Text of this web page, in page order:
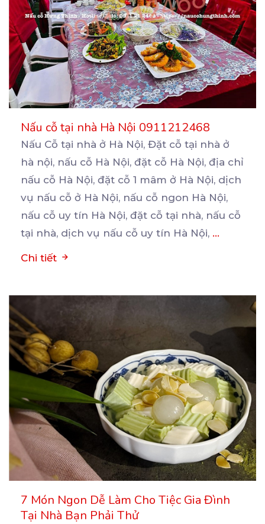
Nấu cỗ tại nhà Hà Nội 0911212468
Nấu Cỗ tại nhà ở Hà Nội, Đặt cỗ tại nhà ở
hà nội, nấu cỗ Hà Nội, đặt cỗ Hà Nội, địa chỉ
nấu cỗ Hà Nội, đặt cỗ 1 mâm ở Hà Nội, dịch
vụ nấu cỗ ở Hà Nội, nấu cỗ ngon Hà Nội,
nấu cỗ uy tín Hà Nội, đặt cỗ tại nhà, nấu cỗ
tại nhà, dịch vụ nấu cỗ uy tín Hà Nội, ...
Chi tiết
7 Món Ngon Dễ Làm Cho Tiệc Gia Đình
Tại Nhà Bạn Phải Thử